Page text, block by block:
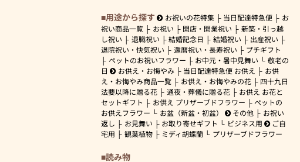
用途から探す お祝いの花特集 当日配達特急便
お
祝い商品一覧
お祝い 開店・開業祝い
新築・引っ越
し祝い
退職祝い 結婚記念日 結婚祝い
出産祝い
退院祝い・快気祝い
還暦祝い・長寿祝い
プチギフト
ペットのお祝いフラワー
お中元・暑中見舞い
敬老の
日
お供え・お悔やみ 当日配達特急便 お供え
お供
え・お悔やみ商品一覧
お供え・お悔やみの花
四十九日
法要以降に贈る花
通夜・葬儀に贈る花
お供え お花と
セットギフト
お供え プリザーブドフラワー
ペットの
お供えフラワー
お盆（新盆・初盆） その他
お祝い
返し
お見舞い お取り寄せギフト ビジネス用
ご自
宅用
観葉植物 ミディ胡蝶蘭 プリザーブドフラワー
読み物